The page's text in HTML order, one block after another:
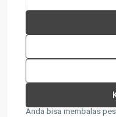
Anda bisa membalas